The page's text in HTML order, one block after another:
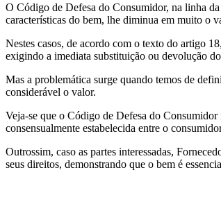
O Código de Defesa do Consumidor, na linha
características do bem, lhe diminua em muito o
Nestes casos, de acordo com o texto do artigo
exigindo a imediata substituição ou devolução
Mas a problemática surge quando temos de
considerável o valor.
Veja-se que o Código de Defesa do Consumidor
consensualmente estabelecida entre o
Outrossim, caso as partes interessadas,
seus direitos, demonstrando que o bem é